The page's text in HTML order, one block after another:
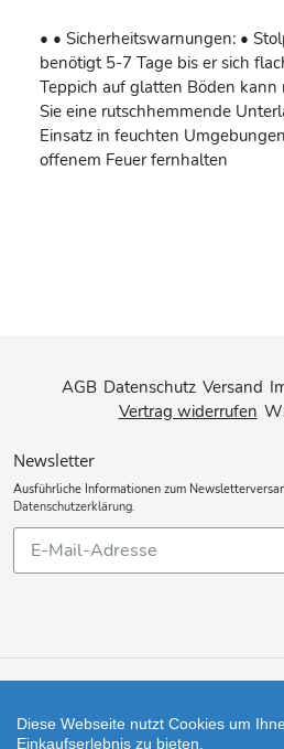
• • Sicherheitswarnungen: •
benötigt 5-7 Tage bis er sich
Teppich auf glatten Böden
Sie eine rutschhemmende
Einsatz in feuchten
offenem Feuer fernhalten
AGB Datenschutz Versand
Vertrag widerrufen
Newsletter
Ausführliche Informationen zum
Datenschutzerklärung.
Abonnieren
unsere
Diese Webseite nutzt Cookies um
Einkaufserlebnis zu bieten.